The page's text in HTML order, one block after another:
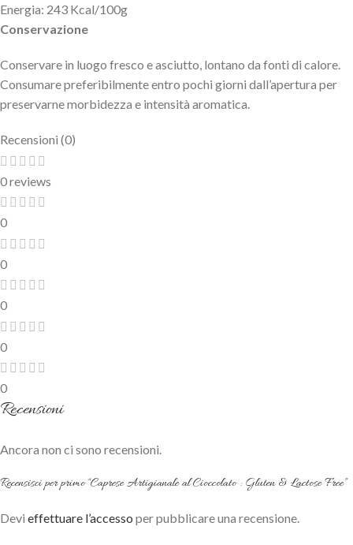
Energia: 243 Kcal/100g
Conservazione
Conservare in luogo fresco e asciutto, lontano da fonti di calore.
Consumare preferibilmente entro pochi giorni dall’apertura per
preservarne morbidezza e intensità aromatica.
Recensioni (0)
0 reviews
0
0
0
0
0
Recensioni
Ancora non ci sono recensioni.
Recensisci per primo “Caprese Artigianale al Cioccolato : Gluten & Lactose Free”
Devi effettuare l’accesso per pubblicare una recensione.